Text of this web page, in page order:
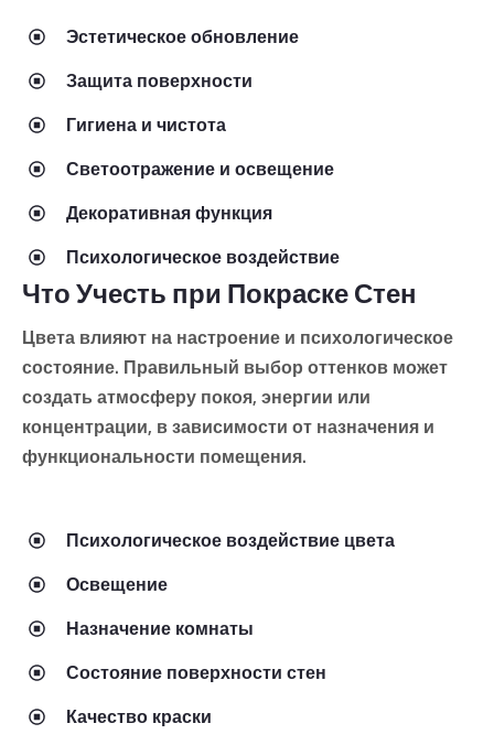
Эстетическое обновление
Защита поверхности
Гигиена и чистота
Светоотражение и освещение
Декоративная функция
Психологическое воздействие
Что Учесть при Покраске Стен
Цвета влияют на настроение и психологическое
состояние. Правильный выбор оттенков может
создать атмосферу покоя, энергии или
концентрации, в зависимости от назначения и
функциональности помещения.
Психологическое воздействие цвета
Освещение
Назначение комнаты
Состояние поверхности стен
Качество краски